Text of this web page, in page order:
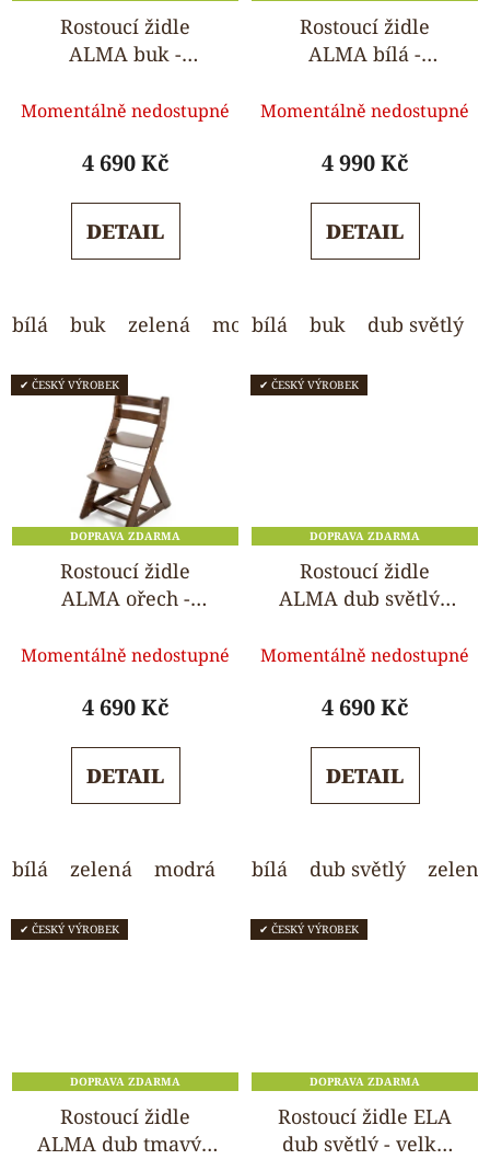
Rostoucí židle
ALMA buk -
hodnocení
produktu
5,0
z
Momentálně nedostupné
4 690 Kč
DETAIL
bílá buk zelená modrá růžová světle šedá
Rostoucí židle
ALMA bílá -
hodnocení
produktu
5,0
z
Momentálně nedostupné
4 990 Kč
DETAIL
bílá buk dub světlý
✔ ČESKÝ VÝROBEK
DOPRAVA ZDARMA
Rostoucí židle
ALMA ořech -
hodnocení
produktu
5,0
z
Momentálně nedostupné
4 690 Kč
DETAIL
bílá zelená modrá ořech růžová světle
✔ ČESKÝ VÝROBEK
DOPRAVA ZDARMA
Rostoucí židle
ALMA dub světlý -
hodnocení
produktu
5,0
z
Momentálně nedostupné
4 690 Kč
DETAIL
bílá dub světlý zelená
✔ ČESKÝ VÝROBEK
DOPRAVA ZDARMA
Rostoucí židle
ALMA dub tmavý -
✔ ČESKÝ VÝROBEK
DOPRAVA ZDARMA
Rostoucí židle ELA
dub světlý - velký